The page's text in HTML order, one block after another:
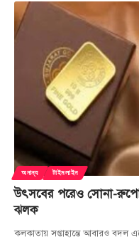
অনান্য টাইমলাইন
উৎসবের পরেও সোনা-
ঝলক
কলকাতায় সপ্তাহান্তে আবারও